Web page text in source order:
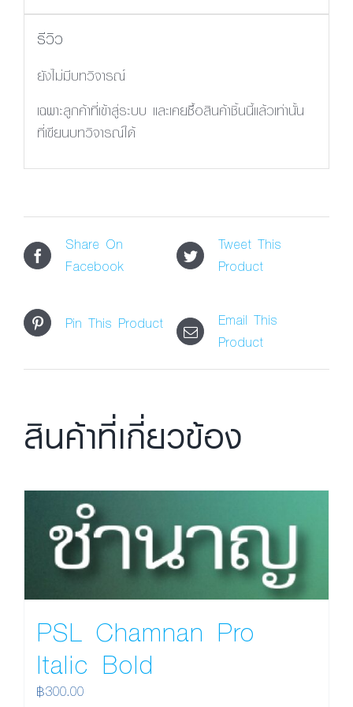
รีวิว
ยังไม่มีบทวิจารณ์
เฉพาะลูกค้าที่เข้าสู่ระบบ และเคยซื้อสินค้าชิ้นนี้แล้วเท่านั้น
ที่เขียนบทวิจารณ์ได้
Share On
Facebook
Tweet This
Product
Pin This Product
Email This
Product
สินค้าที่เกี่ยวข้อง
PSL Chamnan Pro
Italic Bold
฿300.00